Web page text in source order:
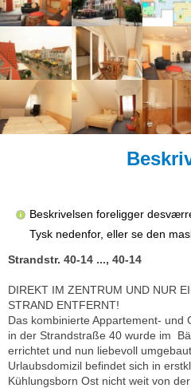
Beskrivelsen foreligger
Tysk nedenfor, eller se den
Strandstr. 40-14 ..., 40-14
DIREKT IM ZENTRUM UND NUR
STRAND ENTFERNT!
Das kombinierte Appartement- und
in der Strandstraße 40 wurde im
errichtet und nun liebevoll
Urlaubsdomizil befindet sich in
Kühlungsborn Ost nicht weit von